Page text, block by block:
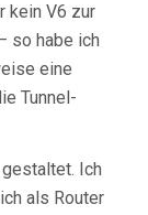
kein V6 zur
so habe ich
eine
Tunnel-
Ich
als Router